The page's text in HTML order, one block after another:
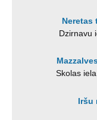
Neretas
Dzirnavu
Skolas
Iršu